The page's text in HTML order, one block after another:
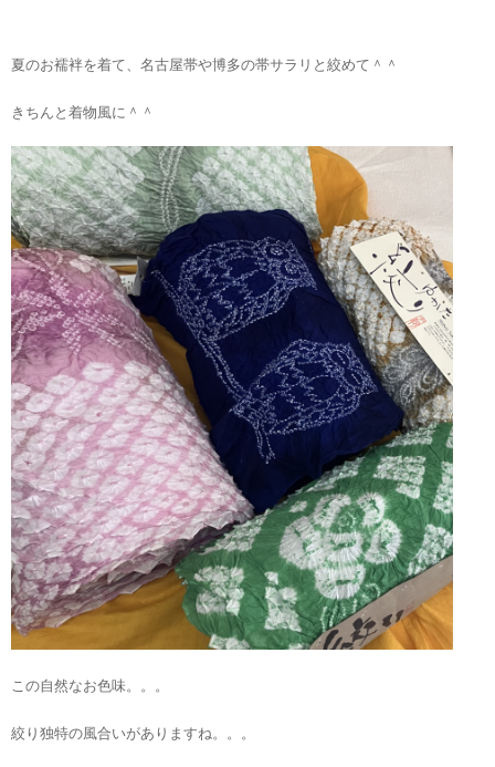
夏のお襦袢を着て、名古屋帯や博多の帯サラリと絞めて＾＾
きちんと着物風に＾＾
この自然なお色味。。。
絞り独特の風合いがありますね。。。